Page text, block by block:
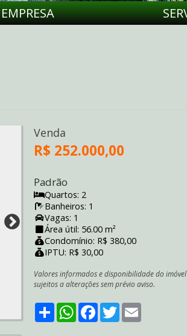
EMPRESA
Venda
R$ 252.000,00
Padrão
Quartos: 2
Banheiros: 1
Vagas: 1
Área útil: 56.00 m²
Condomínio: R$ 380,00
IPTU: R$ 30,00
Valores informados e disponibilidade do imóvel
sujeitos a alterações sem prévio aviso.
ShareWhatsApp
Facebook
Twitter